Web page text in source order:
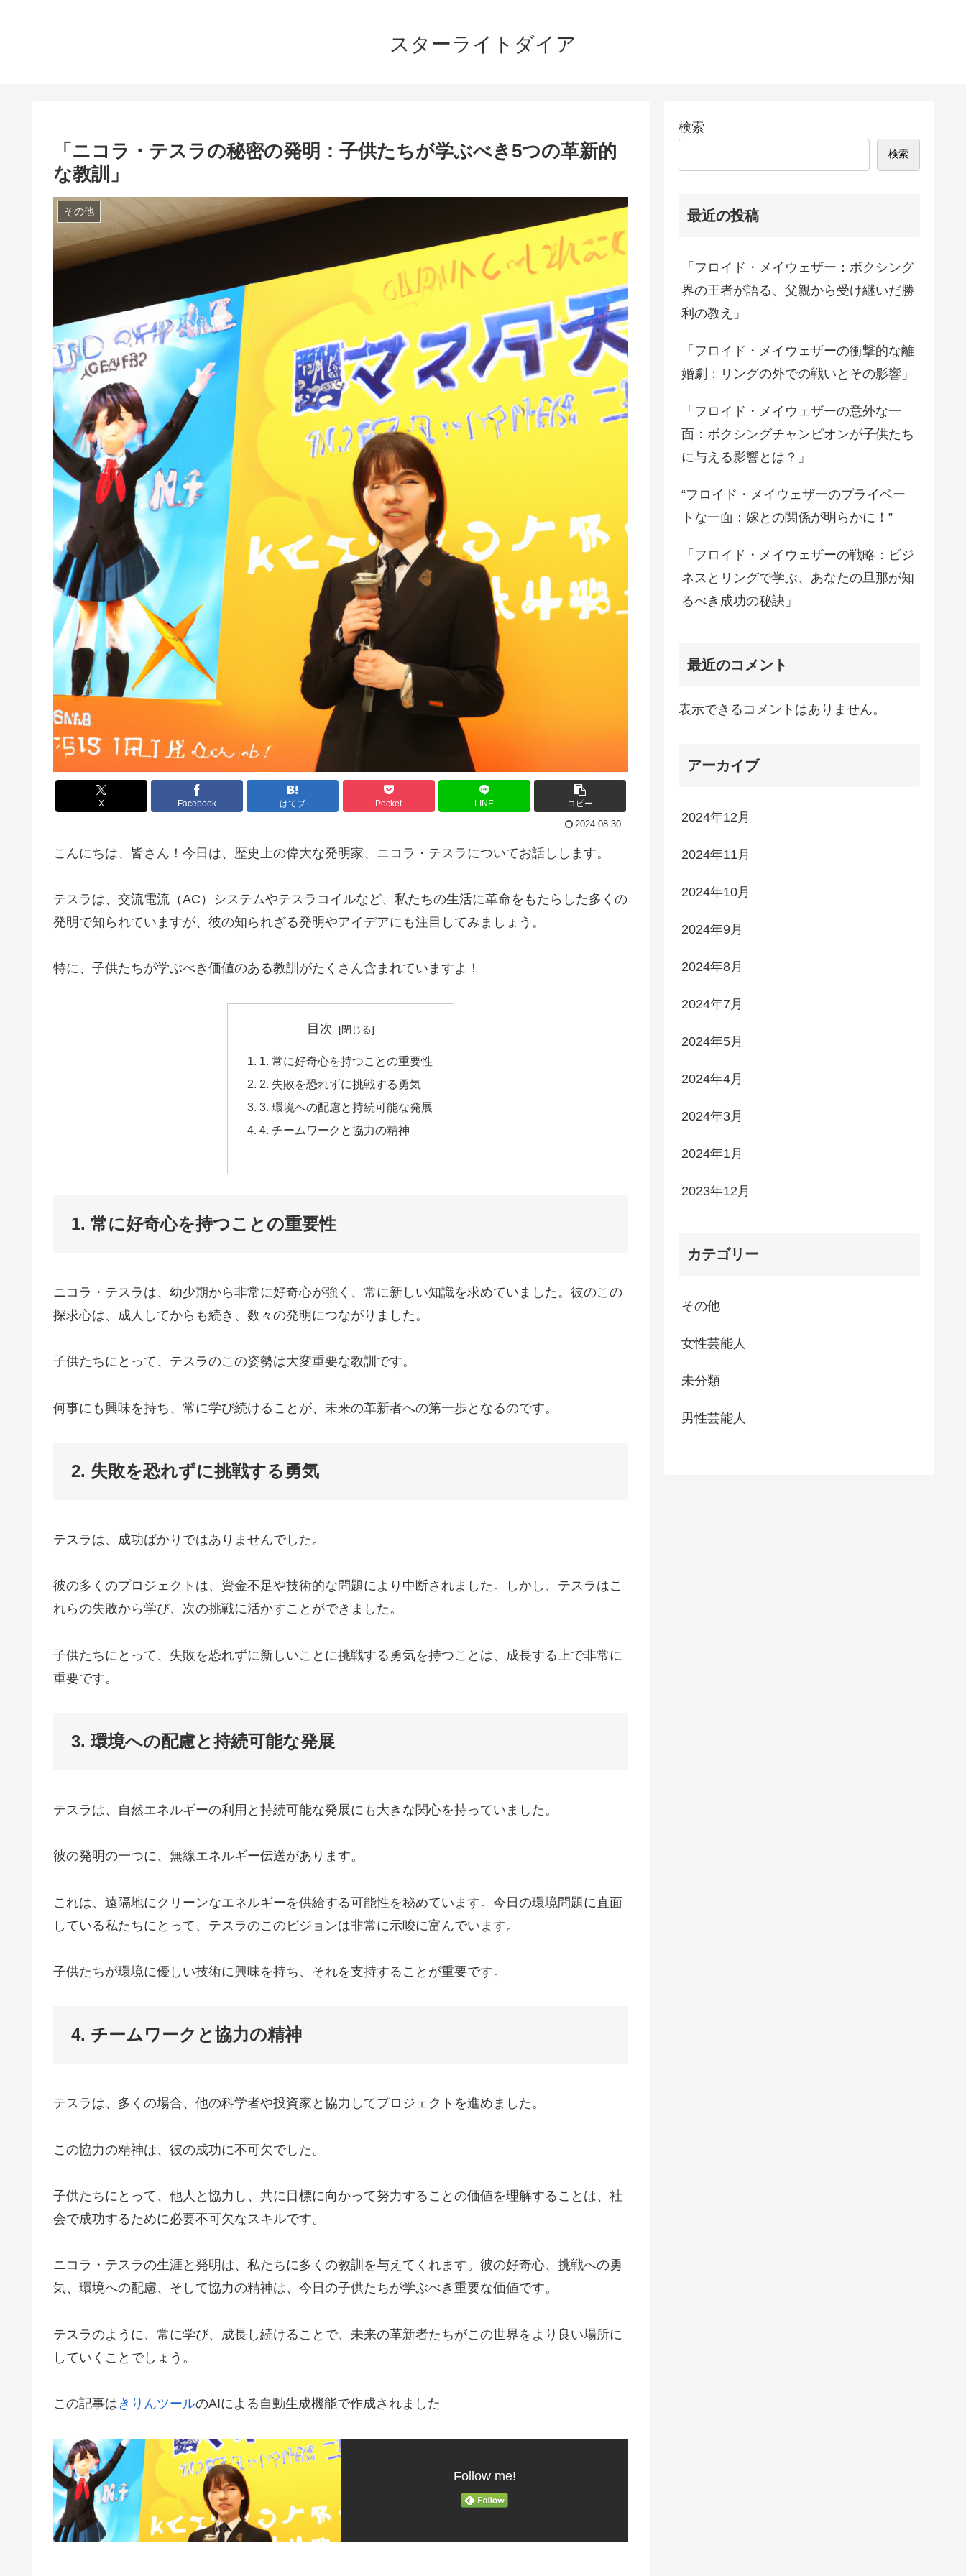
スターライトダイア
「ニコラ・テスラの秘密の発明：子供たちが学ぶべき5つの革新的
な教訓」
その他
X Facebook はてブ Pocket LINE コピー
2024.08.30
こんにちは、皆さん！今日は、歴史上の偉大な発明家、ニコラ・テスラについてお話しします。
テスラは、交流電流（AC）システムやテスラコイルなど、私たちの生活に革命をもたらした多くの
発明で知られていますが、彼の知られざる発明やアイデアにも注目してみましょう。
特に、子供たちが学ぶべき価値のある教訓がたくさん含まれていますよ！
目次
1. 常に好奇心を持つことの重要性
2. 失敗を恐れずに挑戦する勇気
3. 環境への配慮と持続可能な発展
4. チームワークと協力の精神
1. 常に好奇心を持つことの重要性
ニコラ・テスラは、幼少期から非常に好奇心が強く、常に新しい知識を求めていました。彼のこの
探求心は、成人してからも続き、数々の発明につながりました。
子供たちにとって、テスラのこの姿勢は大変重要な教訓です。
何事にも興味を持ち、常に学び続けることが、未来の革新者への第一歩となるのです。
2. 失敗を恐れずに挑戦する勇気
テスラは、成功ばかりではありませんでした。
彼の多くのプロジェクトは、資金不足や技術的な問題により中断されました。しかし、テスラはこ
れらの失敗から学び、次の挑戦に活かすことができました。
子供たちにとって、失敗を恐れずに新しいことに挑戦する勇気を持つことは、成長する上で非常に
重要です。
3. 環境への配慮と持続可能な発展
テスラは、自然エネルギーの利用と持続可能な発展にも大きな関心を持っていました。
彼の発明の一つに、無線エネルギー伝送があります。
これは、遠隔地にクリーンなエネルギーを供給する可能性を秘めています。今日の環境問題に直面
している私たちにとって、テスラのこのビジョンは非常に示唆に富んでいます。
子供たちが環境に優しい技術に興味を持ち、それを支持することが重要です。
4. チームワークと協力の精神
テスラは、多くの場合、他の科学者や投資家と協力してプロジェクトを進めました。
この協力の精神は、彼の成功に不可欠でした。
子供たちにとって、他人と協力し、共に目標に向かって努力することの価値を理解することは、社
会で成功するために必要不可欠なスキルです。
ニコラ・テスラの生涯と発明は、私たちに多くの教訓を与えてくれます。彼の好奇心、挑戦への勇
気、環境への配慮、そして協力の精神は、今日の子供たちが学ぶべき重要な価値です。
テスラのように、常に学び、成長し続けることで、未来の革新者たちがこの世界をより良い場所に
していくことでしょう。
この記事はきりんツールのAIによる自動生成機能で作成されました
Follow me!
検索
検索
最近の投稿
「フロイド・メイウェザー：ボクシング
界の王者が語る、父親から受け継いだ勝
利の教え」
「フロイド・メイウェザーの衝撃的な離
婚劇：リングの外での戦いとその影響」
「フロイド・メイウェザーの意外な一
面：ボクシングチャンピオンが子供たち
に与える影響とは？」
“フロイド・メイウェザーのプライベー
トな一面：嫁との関係が明らかに！”
「フロイド・メイウェザーの戦略：ビジ
ネスとリングで学ぶ、あなたの旦那が知
るべき成功の秘訣」
最近のコメント
表示できるコメントはありません。
アーカイブ
2024年12月
2024年11月
2024年10月
2024年9月
2024年8月
2024年7月
2024年5月
2024年4月
2024年3月
2024年1月
2023年12月
カテゴリー
その他
女性芸能人
未分類
男性芸能人